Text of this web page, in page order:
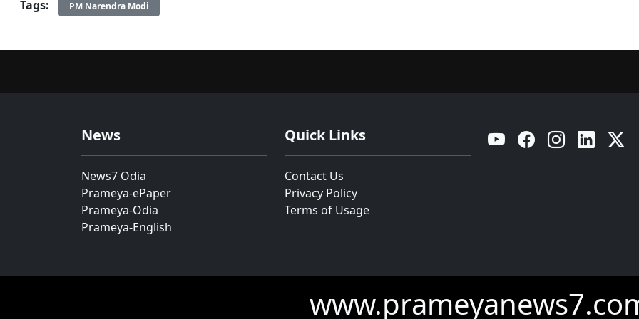
Tags: PM Narendra Modi
News
News7 Odia
Prameya-ePaper
Prameya-Odia
Prameya-English
Quick Links
Contact Us
Privacy Policy
Terms of Usage
YouTube Facebook Instagram